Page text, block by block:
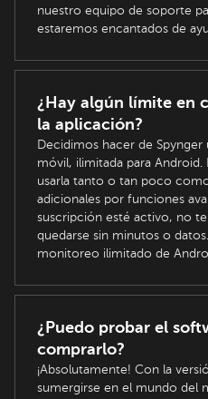
nuestro equipo de soporte
estaremos encantados de
¿Hay algún límite en
la aplicación?
Decidimos hacer de
móvil, ilimitada para Android.
usarla tanto o tan poco
adicionales por funciones
suscripción esté activo, no
quedarse sin minutos o
monitoreo ilimitado de
¿Puedo probar el
comprarlo?
¡Absolutamente! Con la
sumergirse en el mundo del